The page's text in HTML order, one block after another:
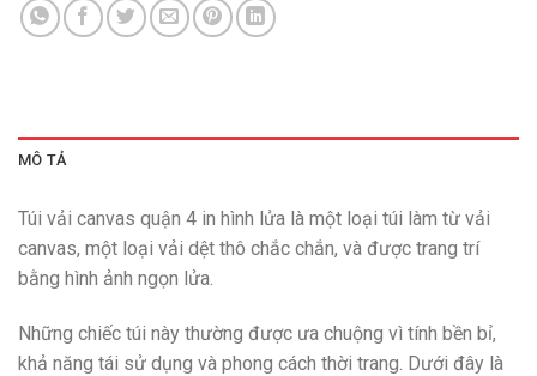
MÔ TẢ
Túi vải canvas quận 4 in hình lửa là một loại túi làm từ vải
canvas, một loại vải dệt thô chắc chắn, và được trang trí
bằng hình ảnh ngọn lửa.
Những chiếc túi này thường được ưa chuộng vì tính bền bỉ,
khả năng tái sử dụng và phong cách thời trang. Dưới đây là